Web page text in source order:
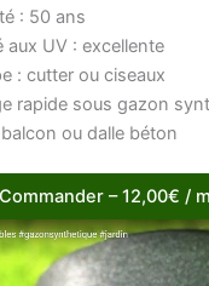
: 50 ans
aux UV : excellente
: cutter ou ciseaux
rapide sous gazon
ou dalle béton
Commander – 12,00€ /